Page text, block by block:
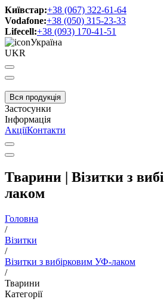
Київстар:+38 (067) 322-61-64
Vodafone:+38 (050) 315-23-33
Lifecell:+38 (093) 170-41-51
Україна
UKR
Вся продукція
Застосунки
Інформація
АкціїКонтакти
Тварини | Візитки з
лаком
Головна
/
Візитки
/
Візитки з вибірковим УФ-лаком
/
Тварини
Категорії